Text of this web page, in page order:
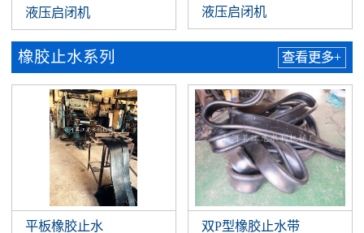
液压启闭机 液压启闭机
橡胶止水系列 查看更多+
平板橡胶止水 双P型橡胶止水带